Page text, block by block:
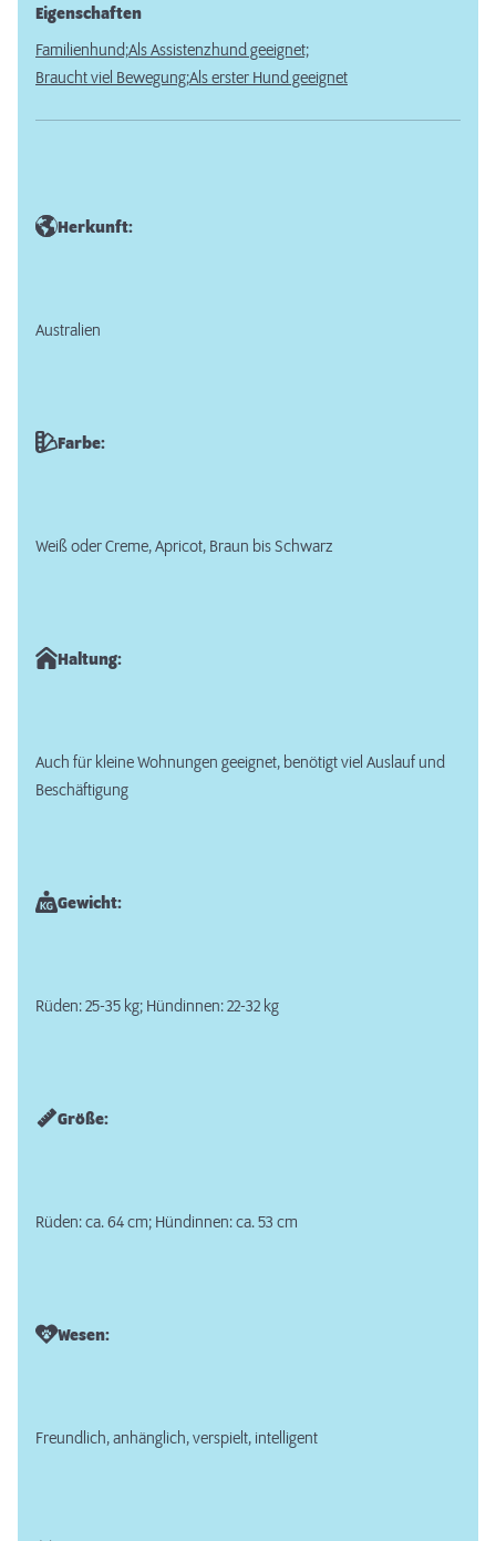
Eigenschaften
Familienhund;Als Assistenzhund geeignet;
Braucht viel Bewegung;Als erster Hund geeignet
Herkunft:
Australien
Farbe:
Weiß oder Creme, Apricot, Braun bis Schwarz
Haltung:
Auch für kleine Wohnungen geeignet, benötigt viel Auslauf und
Beschäftigung
Gewicht:
Rüden: 25-35 kg; Hündinnen: 22-32 kg
Größe:
Rüden: ca. 64 cm; Hündinnen: ca. 53 cm
Wesen:
Freundlich, anhänglich, verspielt, intelligent